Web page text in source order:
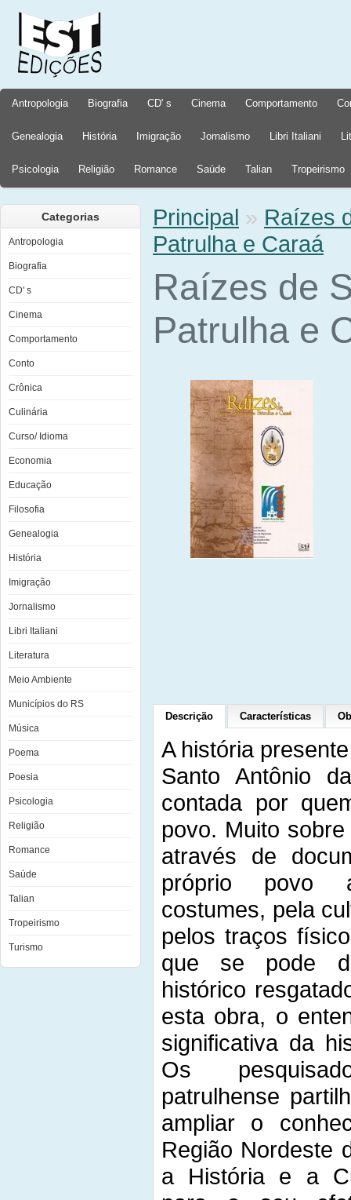
Antropologia Biografia CD' s Cinema Comportamento
Genealogia História Imigração Jornalismo Libri Italiani
Psicologia Religião Romance Saúde Talian Tropeirismo
Categorias
Antropologia
Biografia
CD' s
Cinema
Comportamento
Conto
Crônica
Culinária
Curso/ Idioma
Economia
Educação
Filosofia
Genealogia
História
Imigração
Jornalismo
Libri Italiani
Literatura
Meio Ambiente
Municípios do RS
Música
Poema
Poesia
Psicologia
Religião
Romance
Saúde
Talian
Tropeirismo
Turismo
Principal » Raízes
Patrulha e Caraá
Raízes de
Patrulha e
Descrição Características
A história
Santo Antônio
contada por
povo. Muito
através de
próprio povo
costumes, pela
pelos traços
que se pode
histórico
esta obra, o
significativa da
Os
patrulhense
ampliar o
Região Nordeste
a História e a